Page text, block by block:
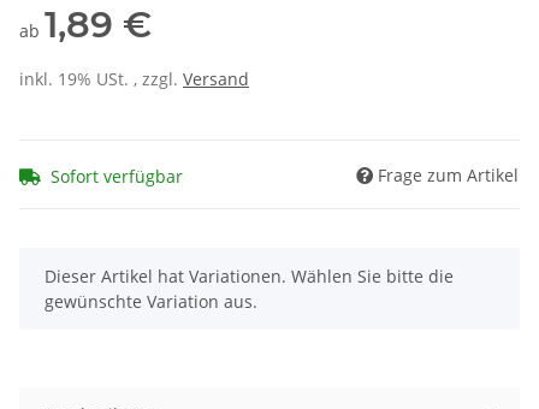
ab 1,89 €
inkl. 19% USt. , zzgl. Versand
Sofort verfügbar Frage zum Artikel
x
Dieser Artikel hat Variationen. Wählen Sie bitte die
gewünschte Variation aus.